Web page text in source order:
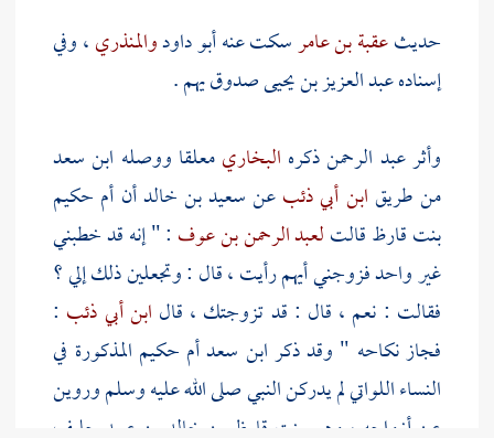
حديثعقبة بن عامرسكت عنهأبو داودوالمنذري، وفي
إسنادهعبد العزيز بن يحيىصدوق يهم .
وأثرعبد الرحمنذكره البخاريمعلقا ووصله ابن سعد
من طريقابن أبي ذئبعنسعيد بن خالدأن أم حكيم
بنت قارظقالتلعبد الرحمن بن عوف : " إنه قد خطبني
غير واحد فزوجني أيهم رأيت ، قال : وتجعلين ذلك إلي ؟
فقالت : نعم ، قال : قد تزوجتك ، قال ابن أبي ذئب :
فجاز نكاحه " وقد ذكرابن سعدأم حكيم المذكورة في
النساء اللواتي لم يدركن النبي صلى الله عليه وسلم وروين
عن أزواجه ، وهي
بنت قارظ بن خالد بن عبيد حليف